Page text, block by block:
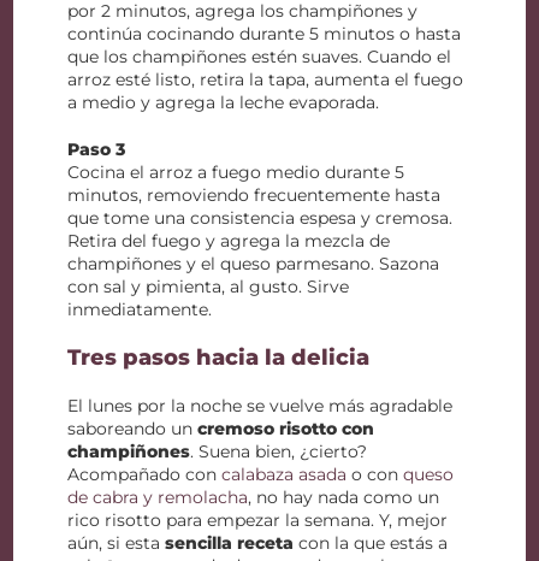
por 2 minutos, agrega los champiñones y
continúa cocinando durante 5 minutos o hasta
que los champiñones estén suaves. Cuando el
arroz esté listo, retira la tapa, aumenta el fuego
a medio y agrega la leche evaporada.
Paso 3
Cocina el arroz a fuego medio durante 5
minutos, removiendo frecuentemente hasta
que tome una consistencia espesa y cremosa.
Retira del fuego y agrega la mezcla de
champiñones y el queso parmesano. Sazona
con sal y pimienta, al gusto. Sirve
inmediatamente.
Tres pasos hacia la delicia
El lunes por la noche se vuelve más agradable
saboreando uncremoso risotto con
champiñones. Suena bien, ¿cierto?
Acompañado concalabaza asada o conqueso
de cabra y remolacha, no hay nada como un
rico risotto para empezar la semana. Y, mejor
aún, si estasencilla receta con la que estás a